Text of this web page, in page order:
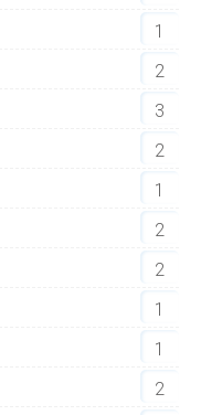
1
2
3
2
1
2
2
1
1
2